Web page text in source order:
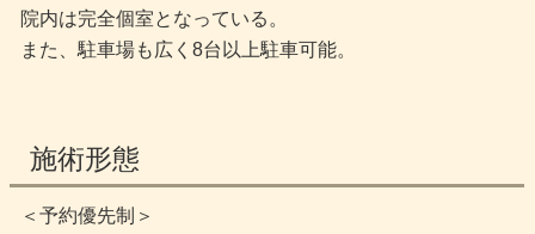
院内は完全個室となっている。
また、駐車場も広く8台以上駐車可能。
施術形態
＜予約優先制＞